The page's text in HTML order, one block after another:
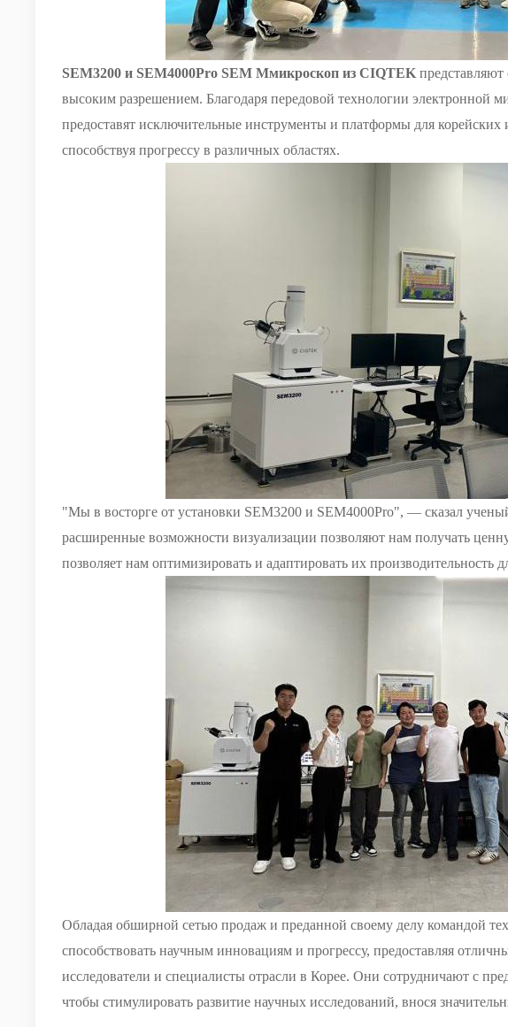
SEM3200 и SEM4000Pro SEMMмикроскоп изCIQTEK
высоким разрешением. Благодаря передовой технологии электронной
предоставят исключительные инструменты и платформы для корейских
способствуя прогрессу вразличных областях.
"Мы в восторге отустановки SEM3200 и SEM4000Pro", — сказал
расширенные возможности визуализации позволяют нам получать
позволяет нам оптимизировать и адаптировать их производительность
Обладая обширной сетью продаж и преданной своему делу командой
способствовать научным инновациям и прогрессу, предоставляя
исследователи и специалисты отрасли в Корее. Они сотрудничают с
чтобы стимулировать развитие научных исследований, внося